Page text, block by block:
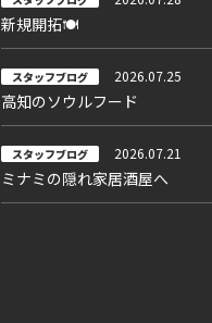
新規開拓🍽
スタッフブログ 2026.07.25
高知のソウルフード
スタッフブログ 2026.07.21
ミナミの隠れ家居酒屋へ